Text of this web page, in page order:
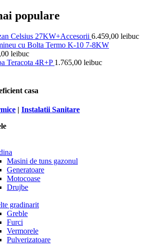
populare
Celsius 27KW+Accesorii 6.459,00 leibuc
cu Bolta Termo K-10 7-8KW
leibuc
Teracota 4R+P 1.765,00 leibuc
casa
| Instalatii Sanitare
Masini de tuns gazonul
Generatoare
Motocoase
Drujbe
gradinarit
Greble
Furci
Vermorele
Pulverizatoare